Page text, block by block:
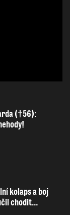
(†56):
kolaps a boj
chodit…